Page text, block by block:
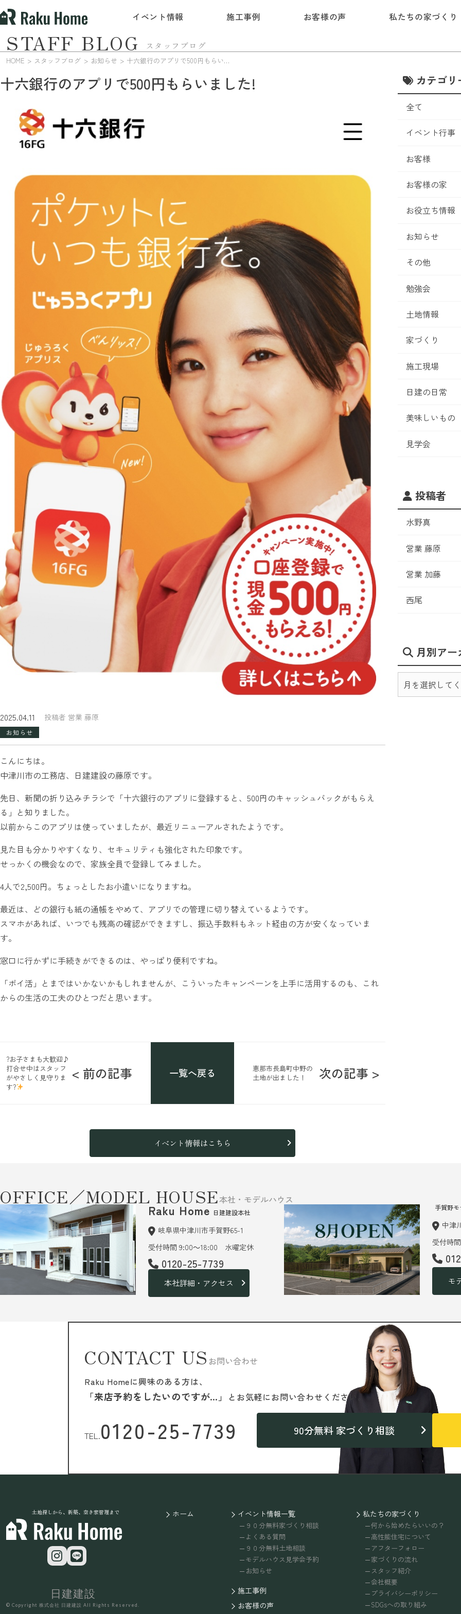
イベント情報 施工事例 お客様の声 私たちの家づくり
スタッフブログ
STAFF BLOG
HOME スタッフブログ お知らせ 十六銀行のアプリで500円もらいました!
十六銀行のアプリで500円もらいました!
2025.04.11 投稿者 営業 藤原
お知らせ
こんにちは。
中津川市の工務店、日建建設の藤原です。
先日、新聞の折り込みチラシで「十六銀行のアプリに登録すると、500円のキャッシュバックがもらえ
る」と知りました。
以前からこのアプリは使っていましたが、最近リニューアルされたようです。
見た目も分かりやすくなり、セキュリティも強化された印象です。
せっかくの機会なので、家族全員で登録してみました。
4人で2,500円。ちょっとしたお小遣いになりますね。
最近は、どの銀行も紙の通帳をやめて、アプリでの管理に切り替えているようです。
スマホがあれば、いつでも残高の確認ができますし、振込手数料もネット経由の方が安くなっていま
す。
窓口に行かずに手続きができるのは、やっぱり便利ですね。
「ポイ活」とまではいかないかもしれませんが、こういったキャンペーンを上手に活用するのも、これ
からの生活の工夫のひとつだと思います。
< 前の記事
?お子さまも大歓迎♪
打合せ中はスタッフ
がやさしく見守りま
す?
一覧へ戻る
恵那市長島町中野の
土地が出ました！
次の記事 >
イベント情報はこちら
カテゴリ
全て
イベント行事
お客様
お客様の家
お役立ち情報
お知らせ
その他
勉強会
土地情報
家づくり
施工現場
日建の日常
美味しいもの
見学会
投稿者
水野真
営業 藤原
営業 加藤
西尾
月別アー
OFFICE／MODEL HOUSE本社・モデルハウス
Raku Home 日建建設本社
岐阜県中津川市手賀野65-1
受付時間 9:00～18:00 水曜定休
0120-25-7739
本社詳細・アクセス
手賀野
中津
受付時
モ
CONTACT US お問い合わせ
Raku Homeに興味のある方は、
「来店予約をしたいのですが…」 と お気軽にお問い合わせください。
TEL.0120-25-7739 90分無料 家づくり相談
土地探しから、新築、空き家管理まで ホーム イベント情報一覧
９０分無料家づくり相談
よくある質問
９０分無料土地相談
モデルハウス見学会予約
お知らせ
施工事例
お客様の声
私たちの家づくり
何から始めたらいいの？
高性能住宅について
アフターフォロー
家づくりの流れ
スタッフ紹介
会社概要
プライバシーポリシー
SDGsへの取り組み
日建建設
© Copyright 株式会社 日建建設 All Rights Reserved.